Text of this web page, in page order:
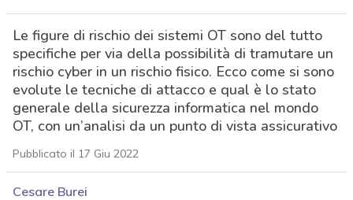
Le figure di rischio dei sistemi OT sono del tutto
specifiche per via della possibilità di tramutare un
rischio cyber in un rischio fisico. Ecco come si sono
evolute le tecniche di attacco e qual è lo stato
generale della sicurezza informatica nel mondo
OT, con un’analisi da un punto di vista assicurativo
Pubblicato il 17 Giu 2022
Cesare Burei